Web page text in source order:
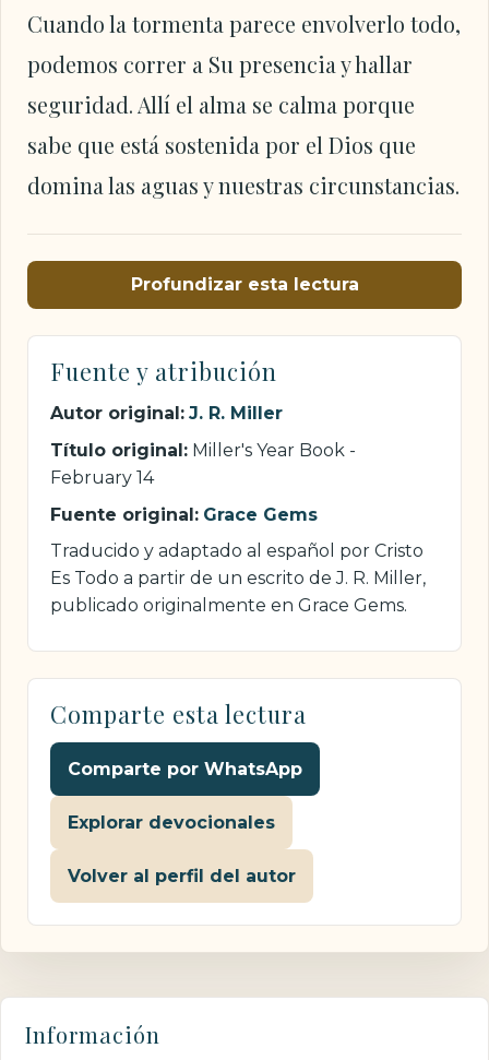
Cuando la tormenta parece envolverlo todo,
podemos correr a Su presencia y hallar
seguridad. Allí el alma se calma porque
sabe que está sostenida por el Dios que
domina las aguas y nuestras circunstancias.
Profundizar esta lectura
Fuente y atribución
Autor original: J. R. Miller
Título original: Miller's Year Book -
February 14
Fuente original: Grace Gems
Traducido y adaptado al español por Cristo
Es Todo a partir de un escrito de J. R. Miller,
publicado originalmente en Grace Gems.
Comparte esta lectura
Comparte por WhatsApp
Explorar devocionales
Volver al perfil del autor
Información